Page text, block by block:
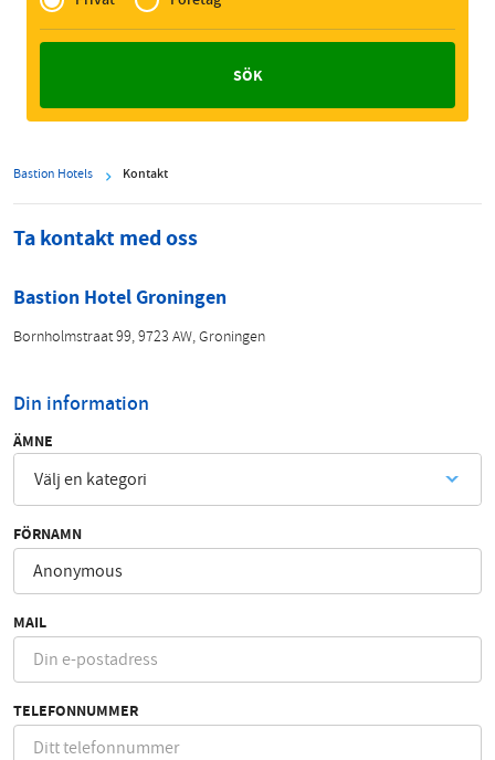
Zakelijk
Bastion Hotels Kontakt
Ta kontakt med oss
Bastion Hotel Groningen
Bornholmstraat 99, 9723 AW, Groningen
Din information
ÄMNE
Välj en kategori
FÖRNAMN
MAIL
TELEFONNUMMER